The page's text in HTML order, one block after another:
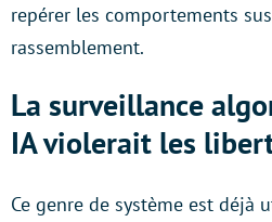
repérer les comportements
rassemblement.
La surveillance
IA violerait les
Ce genre de système est déjà